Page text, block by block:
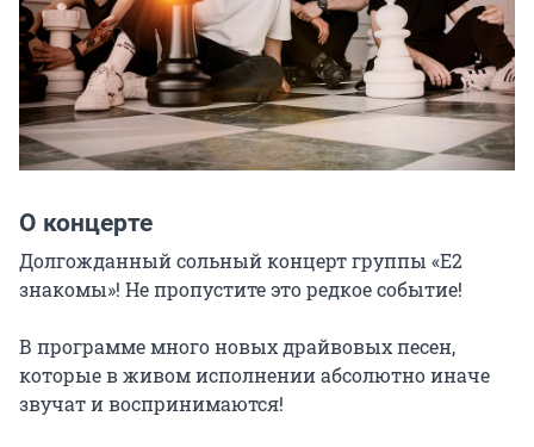
О концерте
Долгожданный сольный концерт группы «Е2
знакомы»! Не пропустите это редкое событие!
В программе много новых драйвовых песен,
которые в живом исполнении абсолютно иначе
звучат и воспринимаются!